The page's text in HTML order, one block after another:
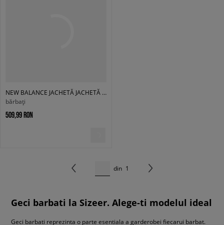
NEW BALANCE JACHETĂ JACHETĂ DE SEZON ATHLETICS OUTERWEAR
bărbați
509,99 RON
din 1
Geci barbati la Sizeer. Alege-ti modelul ideal
Geci barbati reprezinta o parte esentiala a garderobei fiecarui barbat.